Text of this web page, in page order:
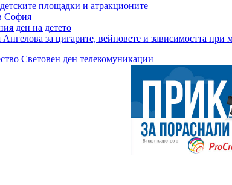
площадки и атракционите
София
ден на детето
за цигарите, вейповете и зависимостта при
Световен ден телекомуникации